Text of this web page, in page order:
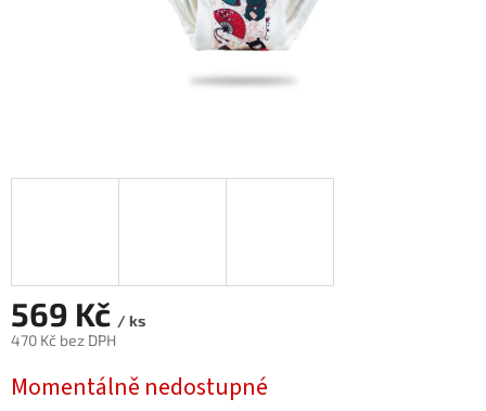
569 Kč / ks
470 Kč bez DPH
cena:
Momentálně nedostupné